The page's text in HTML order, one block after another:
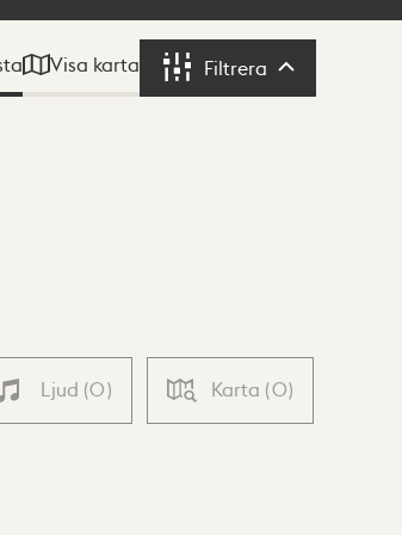
Visa karta Filtrera Filtrera
Ljud (0) Karta (0)